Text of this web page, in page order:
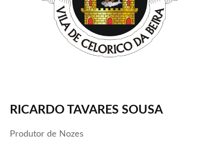
RICARDO TAVARES SOUSA
Produtor de Nozes